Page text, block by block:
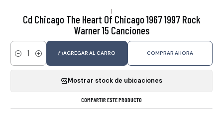
|
Cd Chicago The Heart Of Chicago 1967 1997 Rock
Warner 15 Canciones
Cantidad
AGREGAR AL CARRO COMPRAR AHORA
Mostrar stock de ubicaciones
COMPARTIR ESTE PRODUCTO